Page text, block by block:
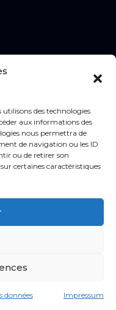
utilisons des technologies
aux informations des
nous permettra de
de navigation ou les ID
ou de retirer son
certaines caractéristiques
données
Impressum